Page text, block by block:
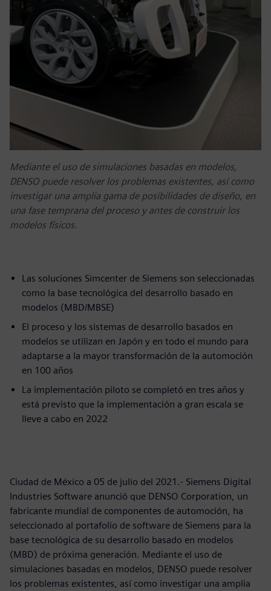
Mediante el uso de simulaciones basadas en modelos,
DENSO puede resolver los problemas existentes, así como
investigar una amplia gama de posibilidades de diseño, en
una fase temprana del proceso y antes de construir los
modelos físicos.
Las soluciones Simcenter de Siemens son seleccionadas
como la base tecnológica del desarrollo basado en
modelos (MBD/MBSE)
El proceso y los sistemas de desarrollo basados en
modelos se utilizan en Japón y en todo el mundo para
adaptarse a la mayor transformación de la automoción
en 100 años
La implementación piloto se completó en tres años y
está previsto que la implementación a gran escala se
lleve a cabo en 2022
Ciudad de México a 05 de julio del 2021.- Siemens Digital
Industries Software anunció que DENSO Corporation, un
fabricante mundial de componentes de automoción, ha
seleccionado al portafolio de software de Siemens para la
base tecnológica de su desarrollo basado en modelos
(MBD) de próxima generación. Mediante el uso de
simulaciones basadas en modelos, DENSO puede resolver
los problemas existentes, así como investigar una amplia